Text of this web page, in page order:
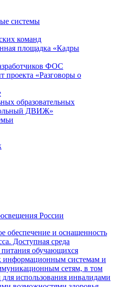
системы
команд
площадка «Кадры
ФОС
проекта «Разговоры о
образовательных
ДВИЖ»
России
обеспечение и оснащенность
Доступная среда
обучающихся
информационным системам и
сетям, в том
использования инвалидами